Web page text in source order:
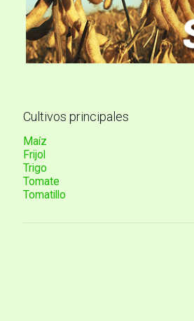
Cultivos principales
Maíz
Frijol
Trigo
Tomate
Tomatillo